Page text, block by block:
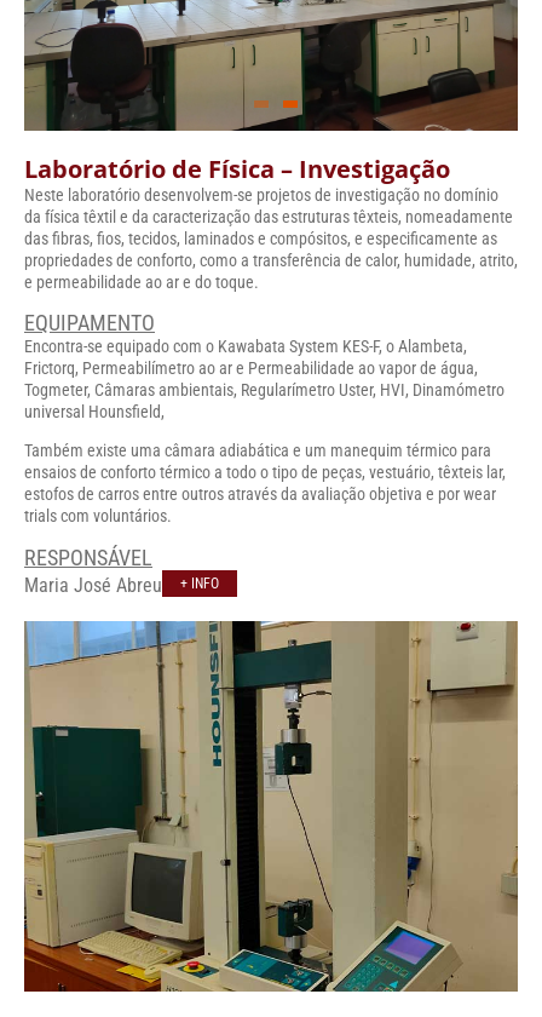
Laboratório de Física – Investigação
Neste laboratório desenvolvem-se projetos de investigação no domínio
da física têxtil e da caracterização das estruturas têxteis, nomeadamente
das fibras, fios, tecidos, laminados e compósitos, e especificamente as
propriedades de conforto, como a transferência de calor, humidade, atrito,
e permeabilidade ao ar e do toque.
EQUIPAMENTO
Encontra-se equipado com o Kawabata System KES-F, o Alambeta,
Frictorq, Permeabilímetro ao ar e Permeabilidade ao vapor de água,
Togmeter, Câmaras ambientais, Regularímetro Uster, HVI, Dinamómetro
universal Hounsfield,
Também existe uma câmara adiabática e um manequim térmico para
ensaios de conforto térmico a todo o tipo de peças, vestuário, têxteis lar,
estofos de carros entre outros através da avaliação objetiva e por wear
trials com voluntários.
RESPONSÁVEL
Maria José Abreu + INFO